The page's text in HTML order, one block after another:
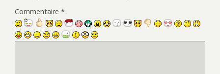
Commentaire *